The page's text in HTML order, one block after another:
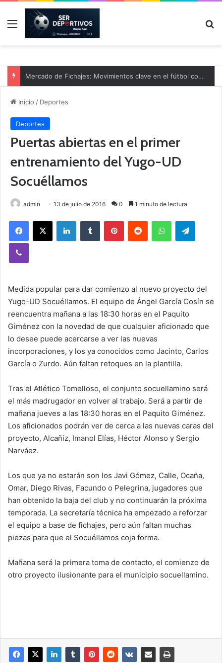
Menú
Mercado de Fichajes: Movimientos clave en el fútbol comarcal
Inicio / Deportes
Deportes
Puertas abiertas en el primer
entrenamiento del Yugo-UD
Socuéllamos
admin 13 de julio de 2016 0 1 minuto de lectura
Medida popular para dar comienzo al nuevo proyecto del
Yugo-UD Socuéllamos. El equipo de Ángel García Cosín se
reencuentra mañana a las 18:30 horas en el Paquito
Giménez con la novedad de que cualquier aficionado que
lo desee puede acercarse a ver las nuevas
incorporaciones, y los ya conocidos como Jacinto, Carlos
García o Zurdo. Aún faltan retoques en la plantilla.
Tras el Atlético Tomelloso, el conjunto socuellamino será
el más madrugador en volver al trabajo. Será a partir de
mañana jueves a las 18:30 horas en el Paquito Giménez.
Los aficionados podrán ver de cerca a las nuevas caras del
proyecto, Alcañiz, Imanol Elías, Héctor Alonso y Sergio
Narváez.
Los que ya no estarán son los Javi Gómez, Calle, Ocaña,
Omar, Diego Rivas, Facundo o Pelegrina, jugadores que
han obtenido la baja del club y no continuarán la próxima
temporada. La secretaría técnica ha empezado a reforzar
el equipo a base de fichajes, pero aún faltan muchas
piezas para que el Socuéllamos coja forma.
Mañana será la primera toma de contacto, el comienzo de
otro proyecto ilusionante para el municipio socuellamino.